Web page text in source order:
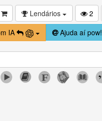
Lendários
2
IA Ajuda aí pow!